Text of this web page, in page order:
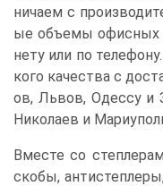
ничаем с
ые объемы офисных
нету или по
кого качества с
ов, Львов, Одессу и
Николаев и
Вместе со
скобы,